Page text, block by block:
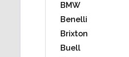
BMW
Benelli
Brixton
Buell